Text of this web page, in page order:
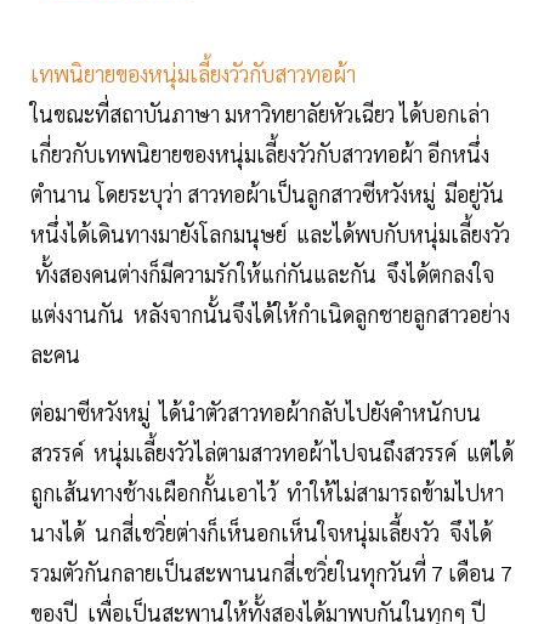
เทพนิยายของหนุ่มเลี้ยงวัวกับสาวทอผ้า
ในขณะที่สถาบันภาษา มหาวิทยาลัยหัวเฉียว ได้บอกเล่า
เกี่ยวกับเทพนิยายของหนุ่มเลี้ยงวัวกับสาวทอผ้า อีกหนึ่ง
ตำนาน โดยระบุว่า สาวทอผ้าเป็นลูกสาวซีหวังหมู่ มีอยู่วัน
หนึ่งได้เดินทางมายังโลกมนุษย์ และได้พบกับหนุ่มเลี้ยงวัว
ทั้งสองคนต่างก็มีความรักให้แก่กันและกัน จึงได้ตกลงใจ
แต่งงานกัน หลังจากนั้นจึงได้ให้กำเนิดลูกชายลูกสาวอย่าง
ละคน
ต่อมาซีหวังหมู่ ได้นำตัวสาวทอผ้ากลับไปยังคำหนักบน
สวรรค์ หนุ่มเลี้ยงวัวไล่ตามสาวทอผ้าไปจนถึงสวรรค์ แต่ได้
ถูกเส้นทางช้างเผือกกั้นเอาไว้ ทำให้ไม่สามารถข้ามไปหา
นางได้ นกสี่เชวิ่ยต่างก็เห็นอกเห็นใจหนุ่มเลี้ยงวัว จึงได้
รวมตัวกันกลายเป็นสะพานนกสี่เชวิ่ยในทุกวันที่ 7 เดือน 7
ของปี เพื่อเป็นสะพานให้ทั้งสองได้มาพบกันในทุกๆ ปี